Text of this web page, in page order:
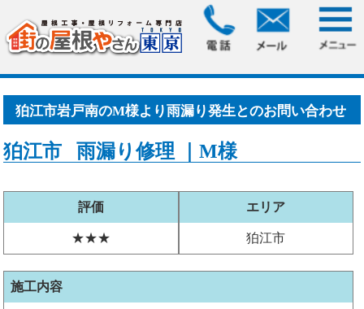
> 狛江市岩戸南のM様より雨漏り発生との
お問い合わせ
狛江市岩戸南のM様より雨漏り発生とのお問い合わせ
狛江市 雨漏り修理 ｜M様
評価
★★★
エリア
狛江市
施工内容